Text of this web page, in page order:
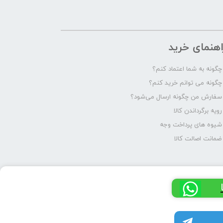
خرید
چگونه به شما اعتماد کنم؟
چگونه می توانم خرید کنم؟
سفارش من چگونه ارسال می‌شود؟
رویه برگرداندن کالا
شیوه های پرداخت وجه
ضمانت اصالت کالا